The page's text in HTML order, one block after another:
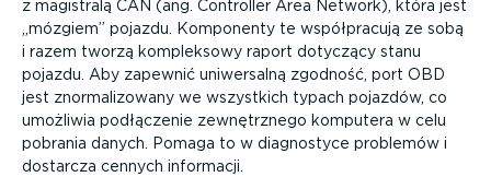
z magistralą CAN (ang. Controller Area Network), która jest
„mózgiem” pojazdu. Komponenty te współ­pracują ze sobą
i razem tworzą kompleksowy raport dotyczący stanu
pojazdu. Aby zapewnić uniwersalną zgodność, port OBD
jest znorma­li­zowany we wszystkich typach pojazdów, co
umożliwia podłączenie zewnętrznego komputera w celu
pobrania danych. Pomaga to w diagnostyce problemów i
dostarcza cennych informacji.